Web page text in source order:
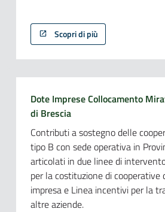
Scopri di più
Dote Imprese Collocamento
di Brescia
Contributi a sostegno delle
tipo B con sede operativa in
articolati in due linee di
per la costituzione di cooperative
impresa e Linea incentivi per la
altre aziende.